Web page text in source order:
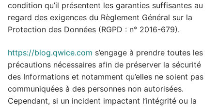
condition qu’il présentent les garanties suffisantes au
regard des exigences du Règlement Général sur la
Protection des Données (RGPD : n° 2016-679).
https://blog.qwice.com s’engage à prendre toutes les
précautions nécessaires afin de préserver la sécurité
des Informations et notamment qu’elles ne soient pas
communiquées à des personnes non autorisées.
Cependant, si un incident impactant l’intégrité ou la